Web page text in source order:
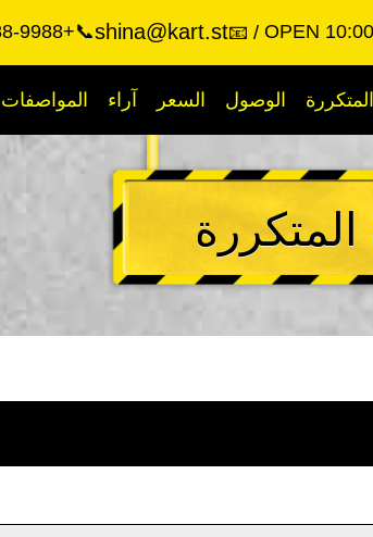
📞+81-80-9988-9988 📧
shina@kart.st OPEN
المواصفات آراء السعر الوصول
المتكررة